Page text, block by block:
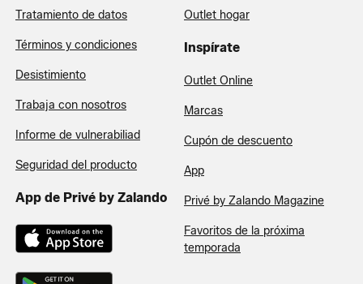
Tratamiento de datos
Términos y condiciones
Desistimiento
Trabaja con nosotros
Informe de vulnerabiliad
Seguridad del producto
App de Privé by Zalando
Outlet hogar
Inspírate
Outlet Online
Marcas
Cupón de descuento
App
Privé by Zalando Magazine
Favoritos de la próxima
temporada